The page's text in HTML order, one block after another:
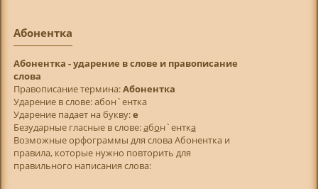
Абонентка
Абонентка - ударение в слове и правописание
слова
Правописание термина:Абонентка
Ударение в слове: абон`ентка
Ударение падает на букву:е
Безударные гласные в слове:абон`ентка
Возможные орфограммы для слова Абонентка и
правила, которые нужно повторить для
правильного написания слова: